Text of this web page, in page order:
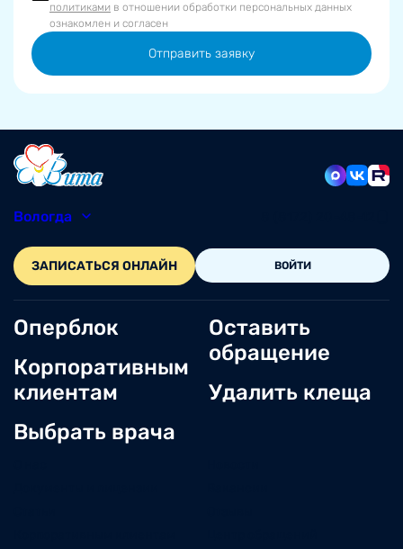
политиками в отношении обработки персональных данных
ознакомлен и согласен
Отправить заявку
Вологда
ЗАПИСАТЬСЯ ОНЛАЙН ВОЙТИ
Оперблок
Корпоративным
клиентам
Выбрать врача
Оставить
обращение
Удалить клеща